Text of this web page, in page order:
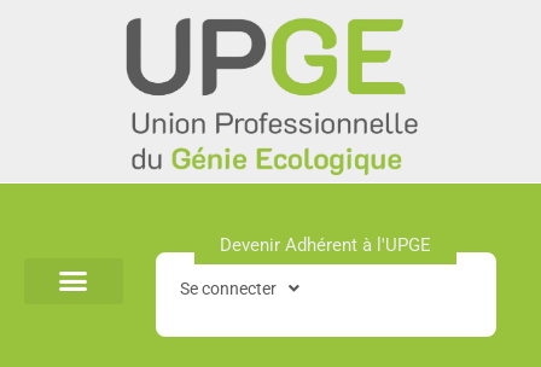
Devenir Adhérent à l'UPGE​
Se connecter